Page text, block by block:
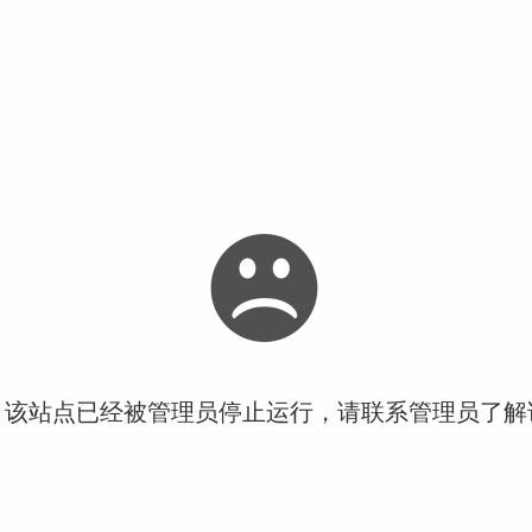
站点已经被管理员停止运行，请联系管理员了